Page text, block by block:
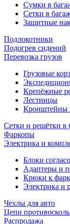
Сумки в
Сетки в
Защитные
Подлокотники
Подогрев сидений
Перевозка грузов
Грузовые
Крепёжные
Лестницы
Кронштейны
Сетки и решётки в
Фаркопы
Электрика и
Блоки
Адаптеры и
Крюки к
Электрика и
Чехлы для авто
Цепи
Распродажа